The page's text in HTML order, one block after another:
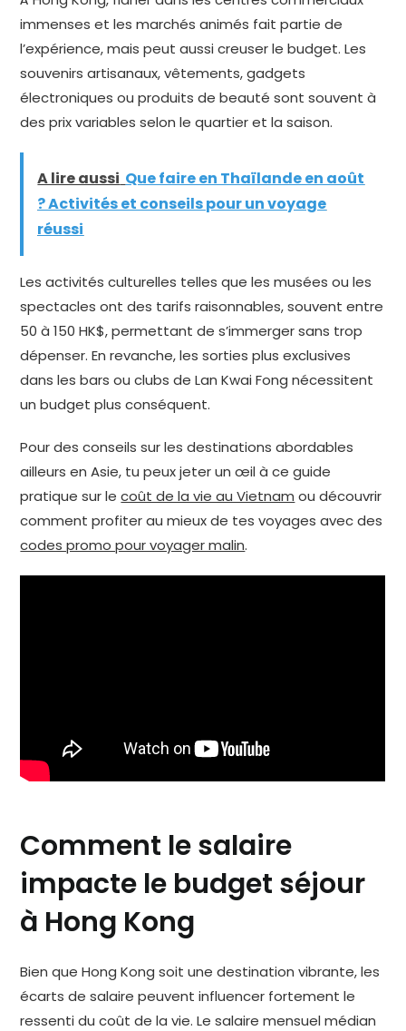
immenses et les marchés animés fait partie de
l’expérience, mais peut aussi creuser le budget. Les
souvenirs artisanaux, vêtements, gadgets
électroniques ou produits de beauté sont souvent à
des prix variables selon le quartier et la saison.
A lire aussi Que faire en Thaïlande en août
? Activités et conseils pour un voyage
réussi
Les activités culturelles telles que les musées ou les
spectacles ont des tarifs raisonnables, souvent entre
50 à 150 HK$, permettant de s’immerger sans trop
dépenser. En revanche, les sorties plus exclusives
dans les bars ou clubs de Lan Kwai Fong nécessitent
un budget plus conséquent.
Pour des conseils sur les destinations abordables
ailleurs en Asie, tu peux jeter un œil à ce guide
pratique sur lecoût de la vie au Vietnam ou découvrir
comment profiter au mieux de tes voyages avec des
codes promo pour voyager malin.
Comment le salaire
impacte le budget séjour
à Hong Kong
Bien que Hong Kong soit une destination vibrante, les
écarts de salaire peuvent influencer fortement le
ressenti du coût de la vie. Le salaire mensuel médian